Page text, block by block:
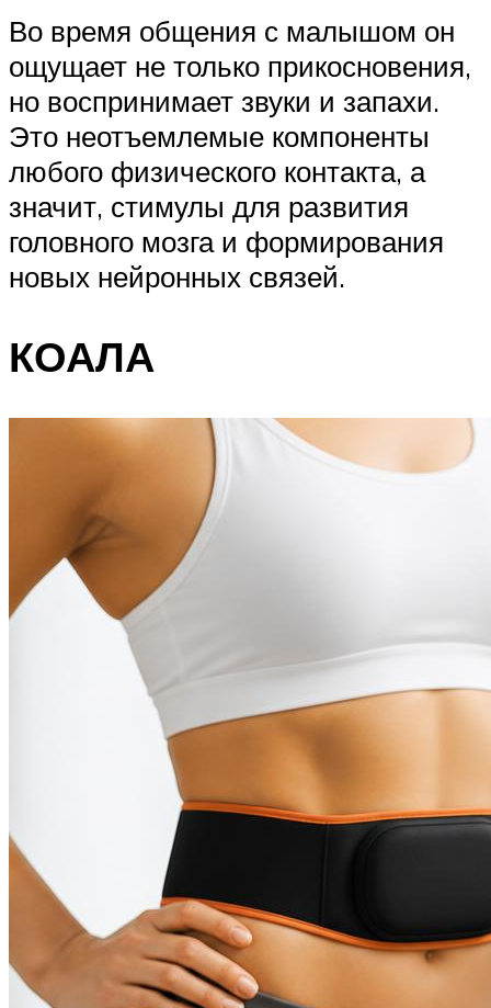
Во время общения с малышом он
ощущает не только прикосновения,
но воспринимает звуки и запахи.
Это неотъемлемые компоненты
любого физического контакта, а
значит, стимулы для развития
головного мозга и формирования
новых нейронных связей.
КОАЛА